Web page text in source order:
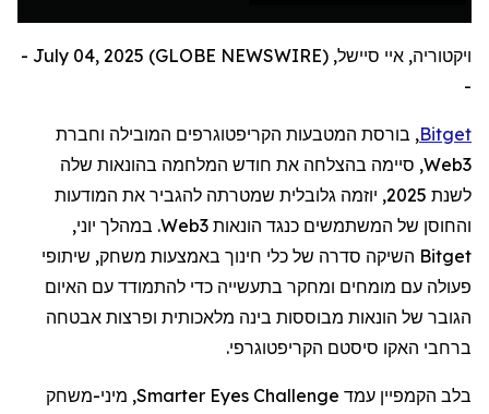
ויקטוריה, איי סיישל, July 04, 2025 (GLOBE NEWSWIRE) -
-
Bitget, בורסת המטבעות הקריפטוגרפים המובילה וחברת
Web3
, סיימה בהצלחה את חודש המלחמה בהונאות שלה
לשנת 2025, יוזמה גלובלית שמטרתה להגביר את המודעות
והחוסן של המשתמשים כנגד הונאות Web3. במהלך יוני,
Bitget השיקה סדרה של כלי חינוך באמצעות משחק, שיתופי
פעולה עם מומחים ומחקר בתעשייה כדי להתמודד עם האיום
הגובר של הונאות מבוססות בינה מלאכותית ופרצות אבטחה
ברחבי האקו סיסטם הקריפטוגרפי.
בלב הקמפיין עמד Smarter Eyes Challenge, מיני-משחק